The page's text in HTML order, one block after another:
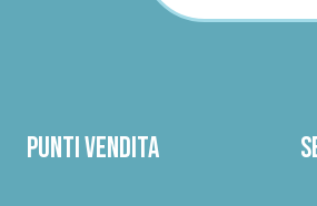
Punti vendita